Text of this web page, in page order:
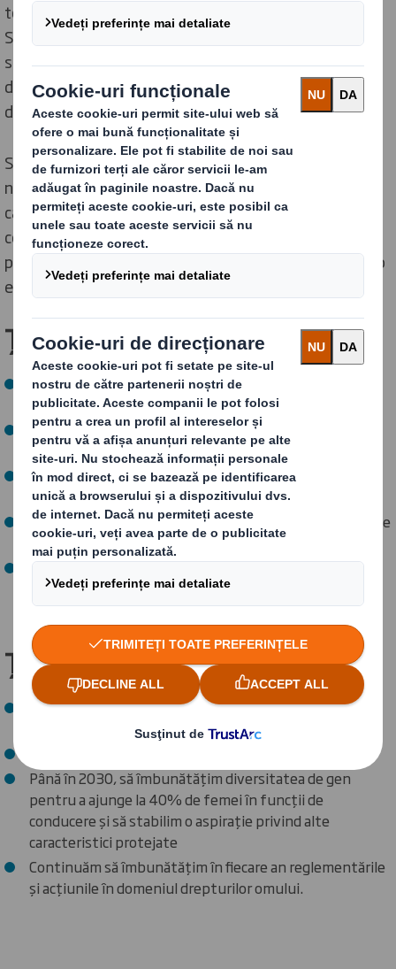
toate siturile și efectuarea auditului corespunzător al
SAQ-urilor.termediul rețelelor noastre de angajați,
sensibilizăm opinia publică cu privire la importanța
diversității și a incluziunii și am definit ambiția noastră
de a crește diversitatea de gen și etnică.
Sediile noastre joacă un rol activ în comunitățile lor, iar
noi căutăm să reprezentăm comunitățile și clienții pe
care îi deservim. Prin conștientizarea, dezvoltarea
competențelor și angajamentul de a acționa, le
permitem oamenilor noștri să conducă tranziția către o
economie circulară.
Țintele noastre pentru ACUM:
Până în 2025, să implicăm 100% din oamenii noștri în
economia circulară
100% din site-uri angajate în activități comunitare în
fiecare an
Reducerea ratei de frecvență a accidentelor (LTA) în
fiecare an
Până în 2025, ateliere de leadership incluziv finalizate de
toate echipele de conducere din toate locațiile
Până în 2025, finalizarea implementării SEDEX SAQ în
toate locațiile și efectuarea auditului corespunzător al
SAQ-urilor.
Țintele noastre pentru VIITOR:
Până în 2030, implicarea a zece milioane de persoane în
economia circulară și în stilul de viață circular
Până în 2030, să îmbunătățim diversitatea de gen
pentru a ajunge la 40% de femei în funcții de
conducere și să stabilim o aspirație privind alte
caracteristici protejate
Continuăm să îmbunătățim în fiecare an reglementările
și acțiunile în domeniul drepturilor omului.